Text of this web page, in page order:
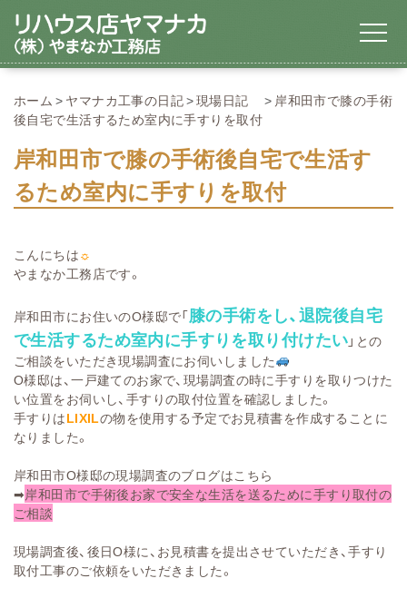
ホーム ヤマナカ工事の日記 現場日記
岸和田市で膝の手術
後自宅で生活するため室内に手すりを取付
岸和田市で膝の手術後自宅で生活す
るため室内に手すりを取付
こんにちは☼
やまなか工務店です。
岸和田市にお住いのO様邸で「膝の手術をし、退院後自宅
で生活するため室内に手すりを取り付けたい」との
ご相談をいただき現場調査にお伺いしました
O様邸は、一戸建てのお家で、現場調査の時に手すりを取りつけた
い位置をお伺いし、手すりの取付位置を確認しました。
手すりはLIXILの物を使用する予定でお見積書を作成することに
なりました。
岸和田市O様邸の現場調査のブログはこちら
➡岸和田市で手術後お家で安全な生活を送るために手すり取付の
ご相談
現場調査後、後日O様に、お見積書を提出させていただき、手すり
取付工事のご依頼をいただきました。